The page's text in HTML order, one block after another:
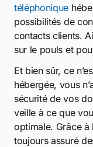
téléphonique
possibilités de
contacts clients.
sur le pouls et
Et bien sûr, ce
hébergée, vous
sécurité de vos
veille à ce que
optimale. Grâce
toujours assuré